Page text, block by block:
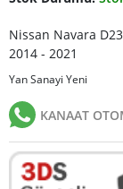
Nissan Navara
2014 - 2021
Yan Sanayi Yeni
KANAAT